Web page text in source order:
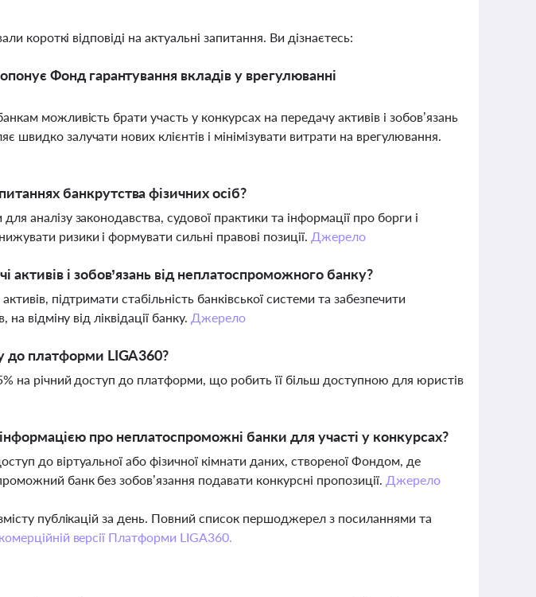
короткі відповіді на актуальні запитання. Ви дізнаєтесь:
Фонд гарантування вкладів у врегулюванні
можливість брати участь у конкурсах на передачу активів і зобов’язань
залучати нових клієнтів і мінімізувати витрати на врегулювання.
банкрутства фізичних осіб?
аналізу законодавства, судової практики та інформації про борги і
ризики і формувати сильні правові позиції. Джерело
активів і зобов’язань від неплатоспроможного банку?
підтримати стабільність банківської системи та забезпечити
відміну від ліквідації банку. Джерело
до платформи LIGA360?
на річний доступ до платформи, що робить її більш доступною для юристів
про неплатоспроможні банки для участі у конкурсах?
до віртуальної або фізичної кімнати даних, створеної Фондом, де
банк без зобов’язання подавати конкурсні пропозиції. Джерело
публікацій за день. Повний список першоджерел з посиланнями та
комерційній версії Платформи LIGA360.